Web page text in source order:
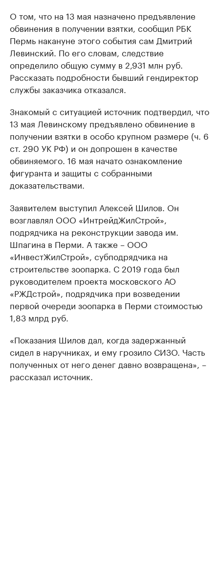
О том, что на 13 мая назначено предъявление
обвинения в получении взятки, сообщил РБК
Пермь накануне этого события сам Дмитрий
Левинский. По его словам, следствие
определило общую сумму в 2,931 млн руб.
Рассказать подробности бывший гендиректор
службы заказчика отказался.
Знакомый с ситуацией источник подтвердил, что
13 мая Левинскому предъявлено обвинение в
получении взятки в особо крупном размере (ч. 6
ст. 290 УК РФ) и он допрошен в качестве
обвиняемого. 16 мая начато ознакомление
фигуранта и защиты с собранными
доказательствами.
Заявителем выступил Алексей Шилов. Он
возглавлял ООО «ИнтрейдЖилСтрой»,
подрядчика на реконструкции завода им.
Шпагина в Перми. А также – ООО
«ИнвестЖилСтрой», субподрядчика на
строительстве зоопарка. С 2019 года был
руководителем проекта московского АО
«РЖДстрой», подрядчика при возведении
первой очереди зоопарка в Перми стоимостью
1,83 млрд руб.
«Показания Шилов дал, когда задержанный
сидел в наручниках, и ему грозило СИЗО. Часть
полученных от него денег давно возвращена», –
рассказал источник.